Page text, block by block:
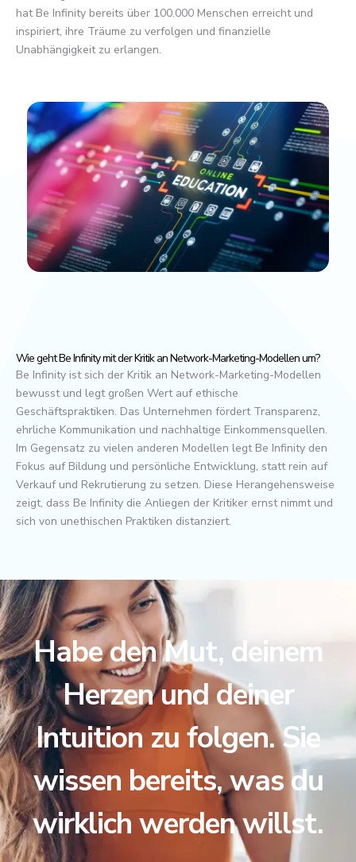
hat Be Infinity bereits über 100.000 Menschen erreicht und
inspiriert, ihre Träume zu verfolgen und finanzielle
Unabhängigkeit zu erlangen.
Wie geht Be Infinity mit der Kritik an Network-Marketing-Modellen um?
Be Infinity ist sich der Kritik an Network-Marketing-Modellen
bewusst und legt großen Wert auf ethische
Geschäftspraktiken. Das Unternehmen fördert Transparenz,
ehrliche Kommunikation und nachhaltige Einkommensquellen.
Im Gegensatz zu vielen anderen Modellen legt Be Infinity den
Fokus auf Bildung und persönliche Entwicklung, statt rein auf
Verkauf und Rekrutierung zu setzen. Diese Herangehensweise
zeigt, dass Be Infinity die Anliegen der Kritiker ernst nimmt und
sich von unethischen Praktiken distanziert.
Habe den Mut, deinem
Herzen und deiner
Intuition zu folgen. Sie
wissen bereits, was du
wirklich werden willst.